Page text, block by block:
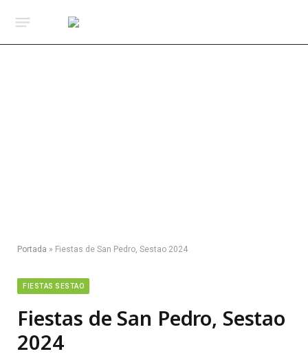
Portada » Fiestas de San Pedro, Sestao 2024
FIESTAS SESTAO
Fiestas de San Pedro, Sestao
2024